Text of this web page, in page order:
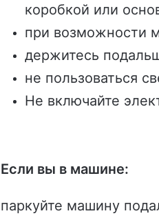
коробкой или
при возможности
держитесь
не пользоваться
Не включайте
Если вы в машине:
паркуйте машину